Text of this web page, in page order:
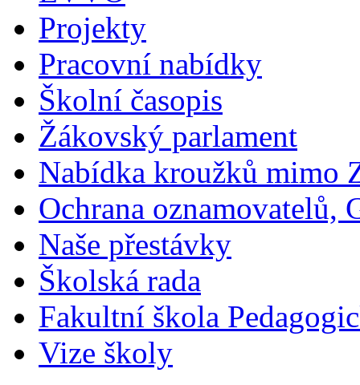
Projekty
Pracovní nabídky
Školní časopis
Žákovský parlament
Nabídka kroužků mimo
Ochrana oznamovatelů,
Naše přestávky
Školská rada
Fakultní škola
Vize školy